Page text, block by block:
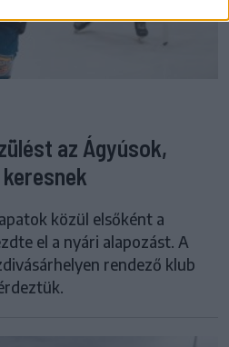
az Ágyúsok,
közül elsőként a
el a nyári alapozást. A
rendező klub